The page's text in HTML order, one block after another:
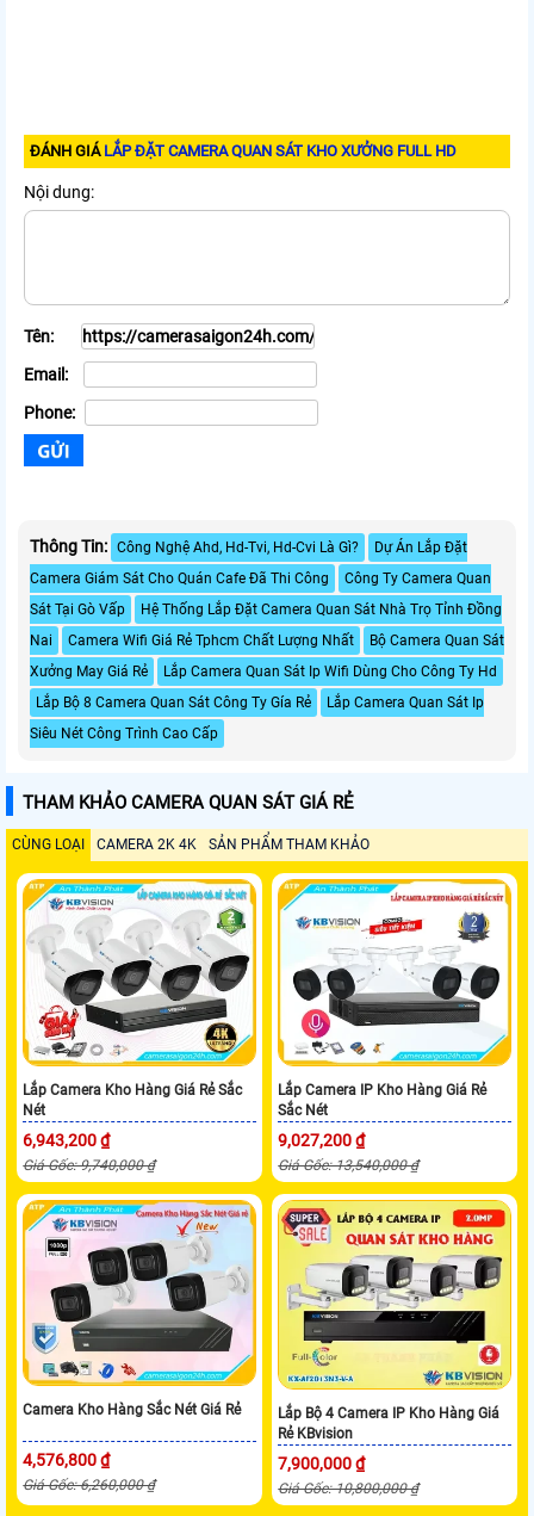
ĐÁNH GIÁ LẮP ĐẶT CAMERA QUAN SÁT KHO XƯỞNG FULL HD
Nội dung:
Tên:
Email:
Phone:
Thông Tin: Công Nghệ Ahd, Hd-Tvi, Hd-Cvi Là Gì?
Dự Án Lắp Đặt
Camera Giám Sát Cho Quán Cafe Đã Thi Công
Công Ty Camera Quan
Sát Tại Gò Vấp
Hệ Thống Lắp Đặt Camera Quan Sát Nhà Trọ Tỉnh Đồng
Nai
Camera Wifi Giá Rẻ Tphcm Chất Lượng Nhất
Bộ Camera Quan Sát
Xưởng May Giá Rẻ
Lắp Camera Quan Sát Ip Wifi Dùng Cho Công Ty Hd
Lắp Bộ 8 Camera Quan Sát Công Ty Gía Rẻ
Lắp Camera Quan Sát Ip
Siêu Nét Công Trình Cao Cấp
THAM KHẢO CAMERA QUAN SÁT GIÁ RẺ
CÙNG LOẠI CAMERA 2K 4K SẢN PHẨM THAM KHẢO
Lắp Camera Kho Hàng Giá Rẻ Sắc
Nét
6,943,200 ₫
Giá Gốc: 9,740,000 ₫
Lắp Camera IP Kho Hàng Giá Rẻ
Sắc Nét
9,027,200 ₫
Giá Gốc: 13,540,000 ₫
Camera Kho Hàng Sắc Nét Giá Rẻ
4,576,800 ₫
Giá Gốc: 6,260,000 ₫
Lắp Bộ 4 Camera IP Kho Hàng Giá
Rẻ KBvision
7,900,000 ₫
Giá Gốc: 10,800,000 ₫